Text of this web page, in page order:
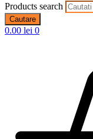
Products search
Cautare
0.00 lei 0